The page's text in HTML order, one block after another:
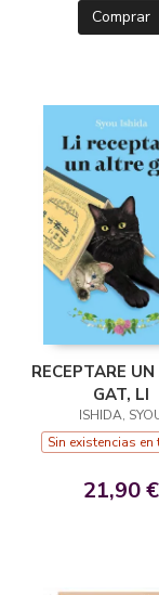
Comprar
RECEPTARE
GAT, LI
ISHIDA,
Sin existencias en
21,90 €